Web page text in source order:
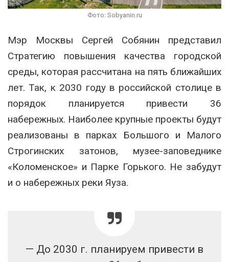
Фото: Sobyanin.ru
Мэр Москвы Сергей Собянин представил
Стратегию повышения качества городской
среды, которая рассчитана на пять ближайших
лет. Так, к 2030 году в российской столице в
порядок планируется привести 36
набережных. Наиболее крупные проекты будут
реализованы в парках Большого и Малого
Строгинских затонов, музее-заповеднике
«Коломенское» и Парке Горького. Не забудут
и о набережных реки Яуза.
— До 2030 г. планируем привести в